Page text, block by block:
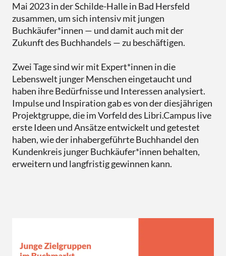
Mai 2023 in der Schilde-Halle in Bad Hersfeld
zusammen, um sich intensiv mit jungen
Buchkäufer*innen — und damit auch mit der
Zukunft des Buchhandels — zu beschäftigen.
Zwei Tage sind wir mit Expert*innen in die
Lebenswelt junger Menschen eingetaucht und
haben ihre Bedürfnisse und Interessen analysiert.
Impulse und Inspiration gab es von der diesjährigen
Projektgruppe, die im Vorfeld des Libri.Campus live
erste Ideen und Ansätze entwickelt und getestet
haben, wie der inhabergeführte Buchhandel den
Kundenkreis junger Buchkäufer*innen behalten,
erweitern und langfristig gewinnen kann.